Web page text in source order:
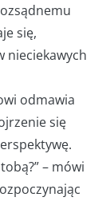
się,
nieciekawych
odmawia
się
– mówi